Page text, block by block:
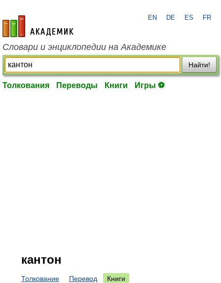
academic.ru
EN DE ES FR
Словари и энциклопедии на Академике
Найти!
Толкования Переводы Книги Игры ⚽
кантон
Толкование Перевод
Книги